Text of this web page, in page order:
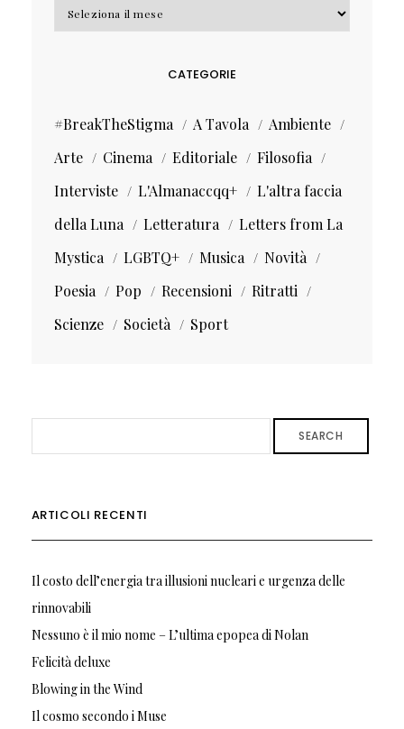
Archivi
CATEGORIE
#BreakTheStigma A Tavola
Ambiente
Arte
Cinema Editoriale
Filosofia
Interviste
L'Almanaccqq+
L'altra faccia
della Luna
Letteratura
Letters from La
Mystica
LGBTQ+ Musica
Novità
Poesia
Pop Recensioni
Ritratti
Scienze
Società Sport
SEARCH
ARTICOLI RECENTI
Il costo dell’energia tra illusioni nucleari e urgenza delle
rinnovabili
Nessuno è il mio nome – L’ultima epopea di Nolan
Felicità deluxe
Blowing in the Wind
Il cosmo secondo i Muse